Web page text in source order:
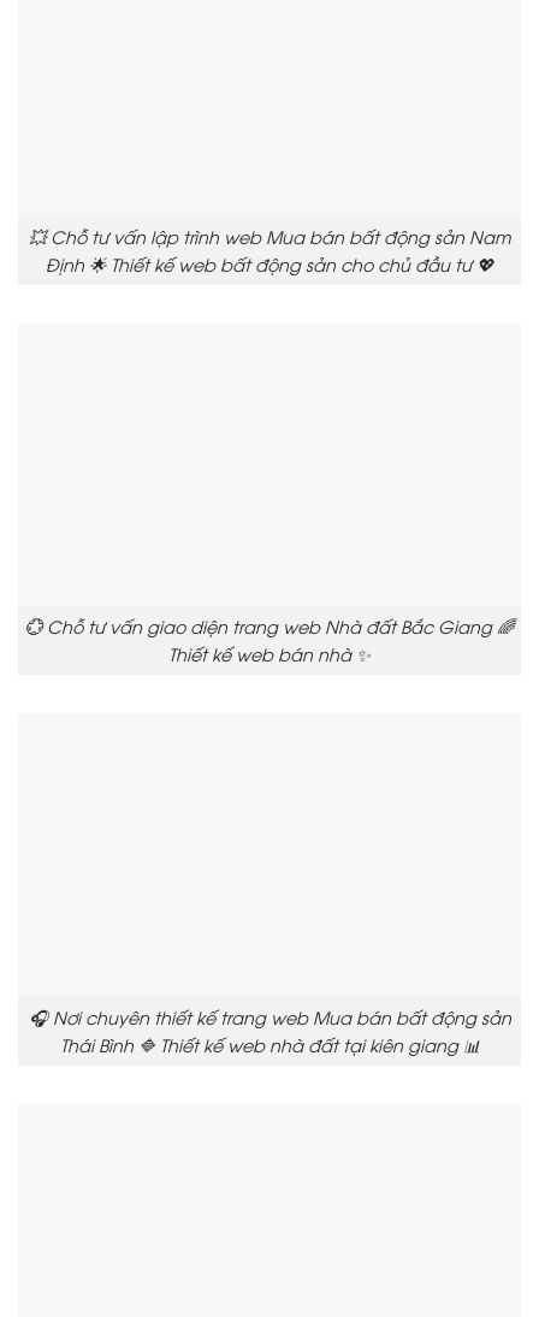
💥 Chỗ tư vấn lập trình web Mua bán bất động sản Nam
Định 🌟 Thiết kế web bất động sản cho chủ đầu tư 💖
💮 Chỗ tư vấn giao diện trang web Nhà đất Bắc Giang 🌈
Thiết kế web bán nhà ✨
🎧 Nơi chuyên thiết kế trang web Mua bán bất động sản
Thái Bình 🔷 Thiết kế web nhà đất tại kiên giang 📊